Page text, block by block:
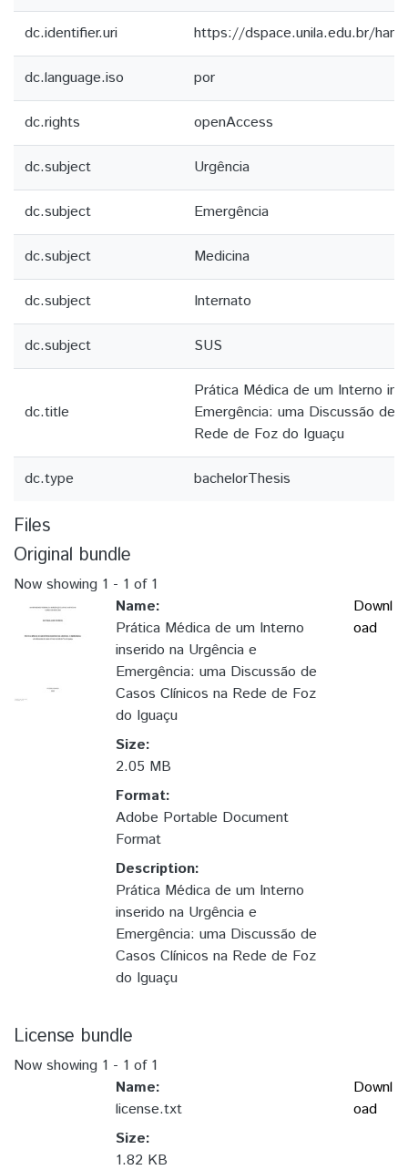
dc.identifier.uri https://dspace.unila.edu.br/
dc.language.iso por
dc.rights openAccess
dc.subject Urgência
dc.subject Emergência
dc.subject Medicina
dc.subject Internato
dc.subject SUS
dc.title
Prática Médica de um Interno
Emergência: uma Discussão de
Rede de Foz do Iguaçu
dc.type bachelorThesis
Files
Original bundle
Now showing 1 - 1 of 1
Name:
Prática Médica de um Interno
inserido na Urgência e
Emergência: uma Discussão de
Casos Clínicos na Rede de Foz
do Iguaçu
Size:
2.05 MB
Format:
Adobe Portable Document
Format
Description:
Prática Médica de um Interno
inserido na Urgência e
Emergência: uma Discussão de
Casos Clínicos na Rede de Foz
do Iguaçu
Downl
oad
License bundle
Now showing 1 - 1 of 1
Name:
license.txt
Size:
1.82 KB
Downl
oad